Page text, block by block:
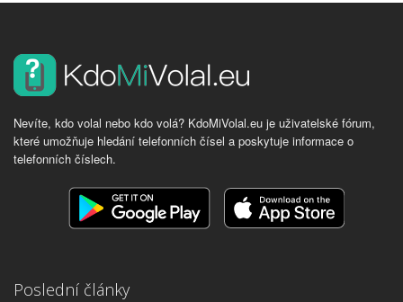
Nevíte, kdo volal nebo kdo volá? KdoMiVolal.eu je uživatelské fórum,
které umožňuje hledání telefonních čísel a poskytuje informace o
telefonních číslech.
Poslední články